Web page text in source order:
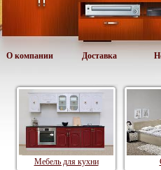
О компании Доставка
Мебель для кухни